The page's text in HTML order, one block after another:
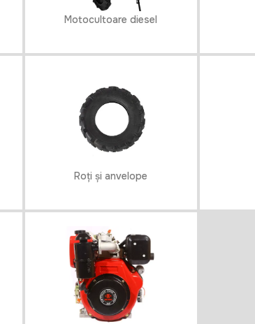
Motocultoare diesel
Roți și anvelope